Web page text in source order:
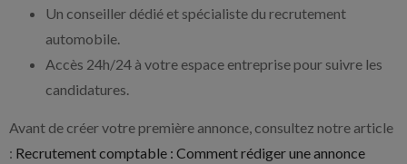
Un conseiller dédié et spécialiste du recrutement
automobile.
Accès 24h/24 à votre espace entreprise pour suivre les
candidatures.
Avant de créer votre première annonce, consultez notre article
: Recrutement comptable : Comment rédiger une annonce